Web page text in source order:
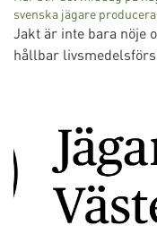
svenska jägare
Jakt är inte bara nöje
hållbar